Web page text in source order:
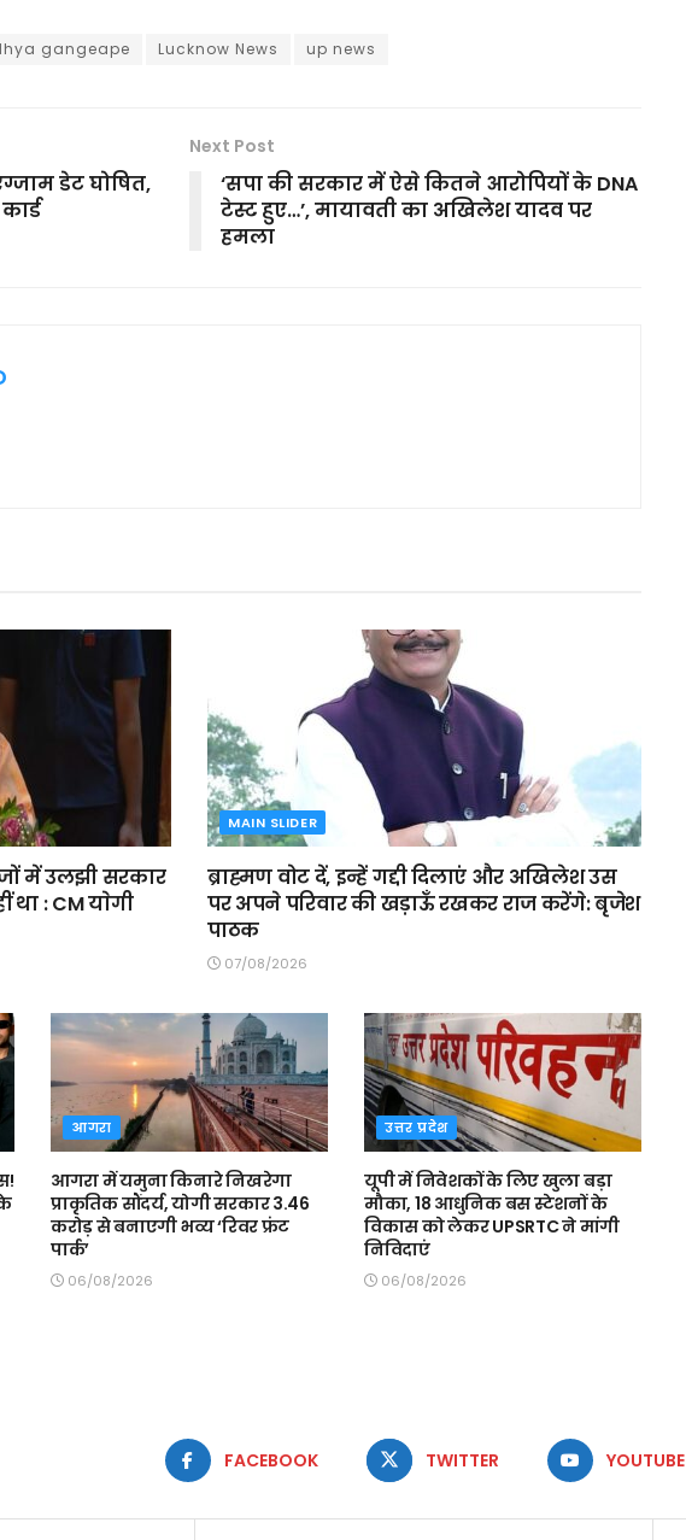
gangeape Lucknow News up news
डेट घोषित,
Next Post
‘सपा की सरकार में ऐसे कितने आरोपियों के DNA
टेस्ट हुए…’, मायावती का अखिलेश यादव पर
हमला
में उलझी सरकार
: CM याेगी
MAIN SLIDER
ब्राह्मण वोट दें, इन्हें गद्दी दिलाएं और अखिलेश उस
पर अपने परिवार की खड़ाऊँ रखकर राज करेंगे: बृजेश
पाठक
07/08/2026
आगरा
आगरा में यमुना किनारे निखरेगा
प्राकृतिक सौंदर्य, योगी सरकार 3.46
करोड़ से बनाएगी भव्य ‘रिवर फ्रंट
पार्क’
06/08/2026
उत्तर प्रदेश
यूपी में निवेशकों के लिए खुला बड़ा
मौका, 18 आधुनिक बस स्टेशनों के
विकास को लेकर UPSRTC ने मांगी
निविदाएं
06/08/2026
FACEBOOK TWITTER YOUTUBE